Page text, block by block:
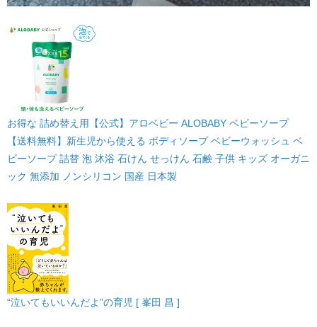
お得な 詰め替え用【公式】アロベビー ALOBABY ベビーソープ
【送料無料】新生児から使える ボディソープ ベビーウォッシュ ベ
ビーソープ 詰替 泡 沐浴 石けん せっけん 石鹸 子供 キッズ オーガニ
ック 無添加 ノンシリコン 国産 日本製
“泣いてもいいんだよ”の育児 [ 峯田 昌 ]